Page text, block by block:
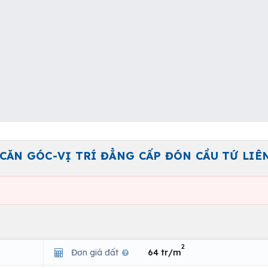
GÓC-VỊ TRÍ ĐẲNG CẤP ĐÓN CẦU TỨ
Đơn giá đất 64 tr/m
2